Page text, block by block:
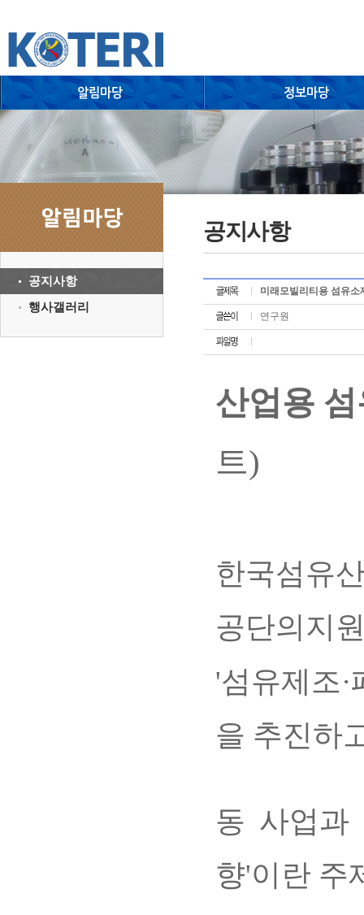
공지사항
행사갤러리
공지사항
미래모빌리티용 섬유소
연구원
산업용
트)
한국섬유
공단의지
'섬유제조
을 추진하
동 사업과
향'이란 주